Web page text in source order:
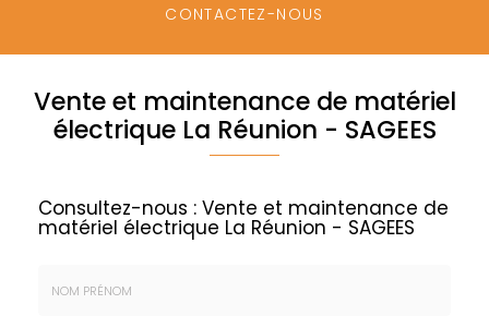
CONTACTEZ-NOUS
Vente et maintenance de matériel
électrique La Réunion - SAGEES
Consultez-nous : Vente et maintenance de
matériel électrique La Réunion - SAGEES